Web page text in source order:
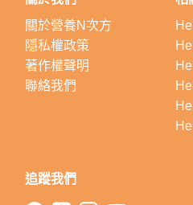
關於營養N次方
隱私權政策
著作權聲明
聯絡我們
追蹤我們